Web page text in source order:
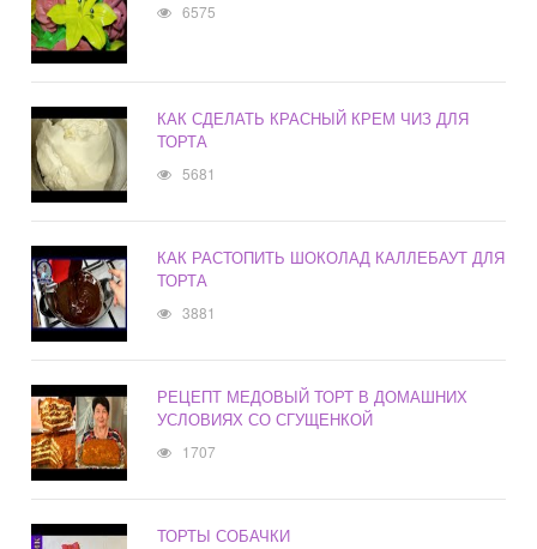
6575
КАК СДЕЛАТЬ КРАСНЫЙ КРЕМ ЧИЗ ДЛЯ
ТОРТА
5681
КАК РАСТОПИТЬ ШОКОЛАД КАЛЛЕБАУТ ДЛЯ
ТОРТА
3881
РЕЦЕПТ МЕДОВЫЙ ТОРТ В ДОМАШНИХ
УСЛОВИЯХ СО СГУЩЕНКОЙ
1707
ТОРТЫ СОБАЧКИ